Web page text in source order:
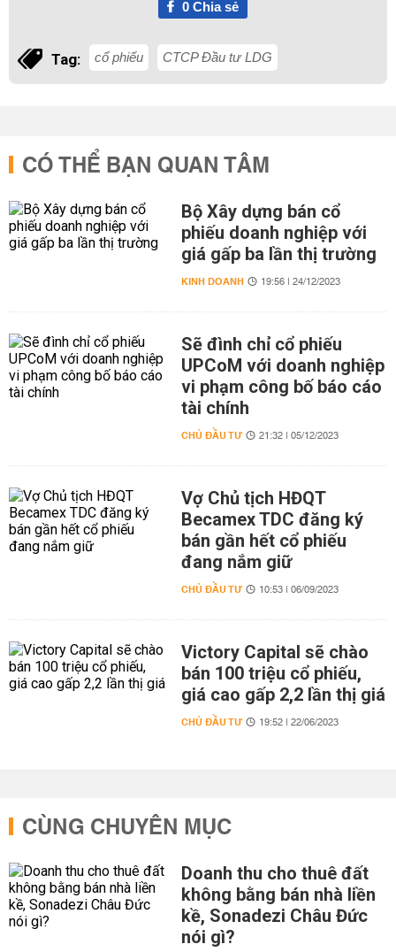
0Chia sẻ
Tag: cổ phiếu CTCP Đầu tư LDG
CÓ THỂ BẠN QUAN TÂM
Bộ Xây dựng bán cổ
phiếu doanh nghiệp với
giá gấp ba lần thị trường
KINH DOANH 19:56 | 24/12/2023
Sẽ đình chỉ cổ phiếu
UPCoM với doanh nghiệp
vi phạm công bố báo cáo
tài chính
CHỦ ĐẦU TƯ 21:32 | 05/12/2023
Vợ Chủ tịch HĐQT
Becamex TDC đăng ký
bán gần hết cổ phiếu
đang nắm giữ
CHỦ ĐẦU TƯ 10:53 | 06/09/2023
Victory Capital sẽ chào
bán 100 triệu cổ phiếu,
giá cao gấp 2,2 lần thị giá
CHỦ ĐẦU TƯ 19:52 | 22/06/2023
CÙNG CHUYÊN MỤC
Doanh thu cho thuê đất
không bằng bán nhà liền
kề, Sonadezi Châu Đức
nói gì?